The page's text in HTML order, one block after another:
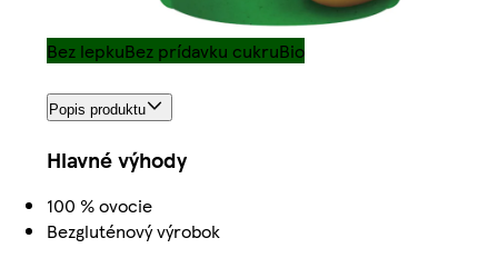
Bez lepkuBez prídavku cukruBio
Popis produktu
Hlavné výhody
100 % ovocie
Bezgluténový výrobok